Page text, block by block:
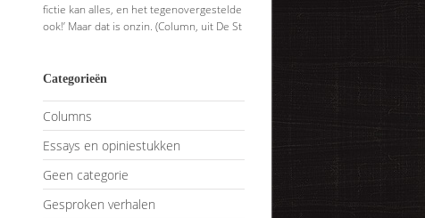
fictie kan alles, en het tegenovergestelde
ook!’ Maar dat is onzin. (Column, uit De St
Categorieën
Columns
Essays en opiniestukken
Geen categorie
Gesproken verhalen